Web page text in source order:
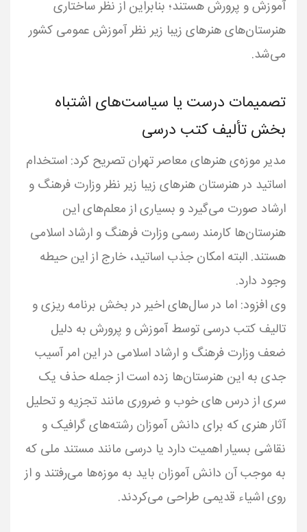
آموزش و پرورش هستند؛ بنابراین از نظر ساختاری
هنرستان‌های هنرهای زیبا زیر نظر آموزش عمومی کشور
می‌شد.
تصمیمات درست یا سیاست‌های اشتباه
بخش تألیف کتب درسی
مدیر موزه‌ی هنرهای معاصر تهران تصریح کرد: استخدام
اساتید در هنرستان هنرهای زیبا زیر نظر وزارت فرهنگ و
ارشاد صورت می‌گیرد و بسیاری از معلم‌های این
هنرستان‌ها کارمند رسمی وزارت فرهنگ و ارشاد اسلامی
هستند. البته امکان جذب اساتید، خارج از این حیطه
وی افزود: اما در سال‌های اخیر در بخش برنامه ریزی و
تالیف کتب درسی توسط آموزش و پرورش به دلیل
ضعف وزارت فرهنگ و ارشاد اسلامی در این امر آسیب
جدی به این هنرستان‌ها زده است از جمله حذف یک
سری از درس های خوب و ضروری مانند تجزیه و تحلیل
آثار هنری که برای دانش آموزان رشته‌های گرافیک و
نقاشی بسیار اهمیت دارد یا درسی مانند مستند ملی که
به موجب آن دانش آموزان باید به موزه‌ها می‌رفتند و از
روی اشیاء قدیمی طراحی می‌کردند.